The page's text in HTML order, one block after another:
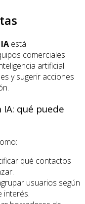
está
comerciales
artificial
y sugerir acciones
qué puede
qué contactos
usuarios según
interés.